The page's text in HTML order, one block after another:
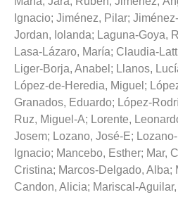
Ignacio; Jiménez, Pilar;
Jordan, Iolanda; Laguna-Goya,
Lasa-Lázaro, María; Claudia-
Liger-Borja, Anabel ; Llanos,
López-de-Heredia, Miguel ;
Granados, Eduardo; López-
Ruz, Miguel-A; Lorente,
Josem; Lozano, José-E;
Ignacio; Mancebo, Esther; Mar,
Cristina; Marcos-Delgado, Alba;
Candon, Alicia; Mariscal-